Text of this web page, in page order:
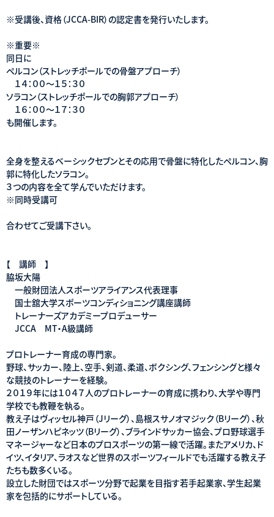
※受講後、資格（JCCA-BIR）の認定書を発行いたします。
※重要※
同日に
ペルコン（ストレッチポールでの骨盤アプローチ）
１４：００〜１５：３０
ソラコン（ストレッチポールでの胸郭アプローチ）
１６：００〜１７：３０
も開催します。
全身を整えるベーシックセブンとその応用で骨盤に特化したペルコン、胸
郭に特化したソラコン。
３つの内容を全て学んでいただけます。
※同時受講可
合わせてご受講下さい。
【 講師 】
脇坂大陽
一般財団法人スポーツアライアンス代表理事
国士舘大学スポーツコンディショニング講座講師
トレーナーズアカデミープロデューサー
JCCA MT・A級講師
プロトレーナー育成の専門家。
野球、サッカー、陸上、空手、剣道、柔道、ボクシング、フェンシングと様々
な競技のトレーナーを経験。
２０１９年には１０４７人のプロトレーナーの育成に携わり、大学や専門
学校でも教鞭を執る。
教え子はヴィッセル神戸（Jリーグ）、島根スサノオマジック（Bリーグ）、秋
田ノーザンハピネッツ（Bリーグ）、ブラインドサッカー協会、プロ野球選手
マネージャーなど日本のプロスポーツの第一線で活躍。またアメリカ、ド
イツ、イタリア、ラオスなど世界のスポーツフィールドでも活躍する教え子
たちも数多くいる。
設立した財団ではスポーツ分野で起業を目指す若手起業家、学生起業
家を包括的にサポートしている。